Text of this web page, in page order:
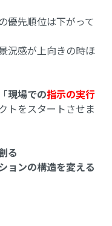
優先順位は下がって
況感が上向きの時ほ
現場での指示の実行
トをスタートさせま
る
ョンの構造を変える